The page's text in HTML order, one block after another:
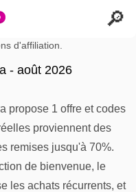
d'affiliation.
- août 2026
propose 1 offre et codes
proviennent des
remises jusqu'à 70%.
de bienvenue, le
les achats récurrents, et